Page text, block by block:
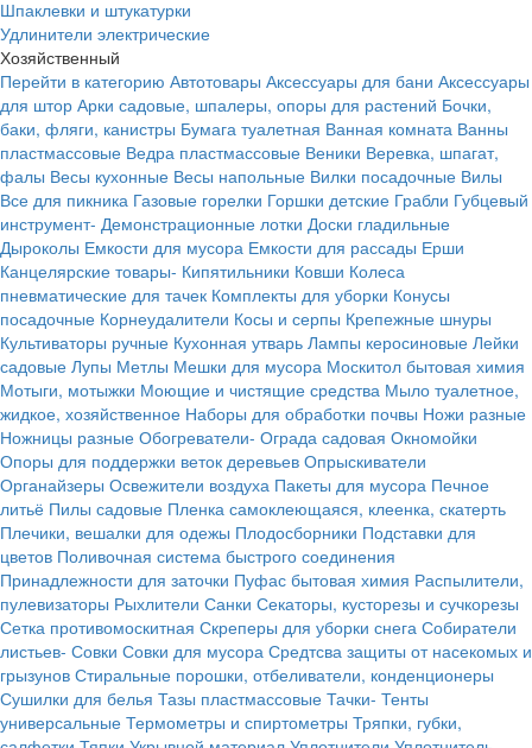
Шпаклевки и штукатурки
Удлинители электрические
Хозяйственный
Перейти в категорию Автотовары Аксессуары для бани Аксессуары
для штор Арки садовые, шпалеры, опоры для растений Бочки,
баки, фляги, канистры Бумага туалетная Ванная комната Ванны
пластмассовые Ведра пластмассовые Веники Веревка, шпагат,
фалы Весы кухонные Весы напольные Вилки посадочные Вилы
Все для пикника Газовые горелки Горшки детские Грабли Губцевый
инструмент- Демонстрационные лотки Доски гладильные
Дыроколы Емкости для мусора Емкости для рассады Ерши
Канцелярские товары- Кипятильники Ковши Колеса
пневматические для тачек Комплекты для уборки Конусы
посадочные Корнеудалители Косы и серпы Крепежные шнуры
Культиваторы ручные Кухонная утварь Лампы керосиновые Лейки
садовые Лупы Метлы Мешки для мусора Москитол бытовая химия
Мотыги, мотыжки Моющие и чистящие средства Мыло туалетное,
жидкое, хозяйственное Наборы для обработки почвы Ножи разные
Ножницы разные Обогреватели- Ограда садовая Окномойки
Опоры для поддержки веток деревьев Опрыскиватели
Органайзеры Освежители воздуха Пакеты для мусора Печное
литьё Пилы садовые Пленка самоклеющаяся, клеенка, скатерть
Плечики, вешалки для одежы Плодосборники Подставки для
цветов Поливочная система быстрого соединения
Принадлежности для заточки Пуфас бытовая химия Распылители,
пулевизаторы Рыхлители Санки Секаторы, кусторезы и сучкорезы
Сетка противомоскитная Скреперы для уборки снега Собиратели
листьев- Совки Совки для мусора Средтсва защиты от насекомых и
грызунов Стиральные порошки, отбеливатели, конденционеры
Сушилки для белья Тазы пластмассовые Тачки- Тенты
универсальные Термометры и спиртометры Тряпки, губки,